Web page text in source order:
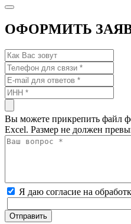
ОФОРМИТЬ
Вы можете прикрепить файл
Excel. Размер не должен
Я даю согласие на